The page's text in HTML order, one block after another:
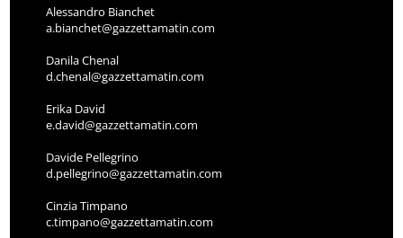
Alessandro Bianchet
a.bianchet@gazzettamatin.com
Danila Chenal
d.chenal@gazzettamatin.com
Erika David
e.david@gazzettamatin.com
Davide Pellegrino
d.pellegrino@gazzettamatin.com
Cinzia Timpano
c.timpano@gazzettamatin.com